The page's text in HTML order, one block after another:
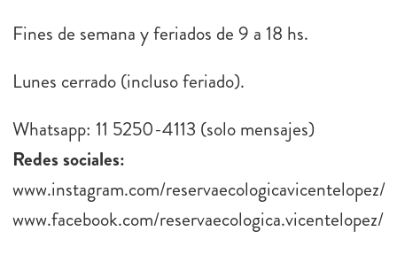
Fines de semana y feriados de 9 a 18 hs.
Lunes cerrado (incluso feriado).
Whatsapp: 11 5250-4113 (solo mensajes)
Redes sociales:
www.instagram.com/reservaecologicavicentelopez/
www.facebook.com/reservaecologica.vicentelopez/